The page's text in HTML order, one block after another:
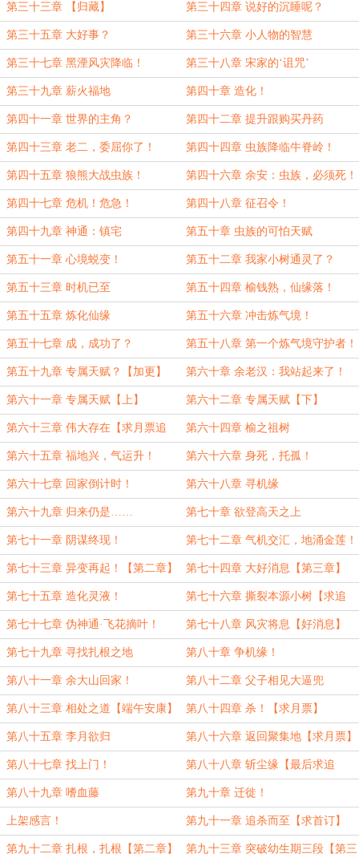
第三十三章 【归藏】 第三十四章 说好的沉睡呢？
第三十五章 大好事？ 第三十六章 小人物的智慧
第三十七章 黑湮风灾降临！ 第三十八章 宋家的‘诅咒’
第三十九章 薪火福地 第四十章 造化！
第四十一章 世界的主角？ 第四十二章 提升跟购买丹药
第四十三章 老二，委屈你了！ 第四十四章 虫族降临牛脊岭！
第四十五章 狼熊大战虫族！ 第四十六章 余安：虫族，必须死！
第四十七章 危机！危急！ 第四十八章 征召令！
第四十九章 神通：镇宅 第五十章 虫族的可怕天赋
第五十一章 心境蜕变！ 第五十二章 我家小树通灵了？
第五十三章 时机已至 第五十四章 榆钱熟，仙缘落！
第五十五章 炼化仙缘 第五十六章 冲击炼气境！
第五十七章 成，成功了？ 第五十八章 第一个炼气境守护者！
第五十九章 专属天赋？【加更】 第六十章 余老汉：我站起来了！
第六十一章 专属天赋【上】 第六十二章 专属天赋【下】
第六十三章 伟大存在【求月票追
读！】
第六十四章 榆之祖树
第六十五章 福地兴，气运升！ 第六十六章 身死，托孤！
第六十七章 回家倒计时！ 第六十八章 寻机缘
第六十九章 归来仍是…… 第七十章 欲登高天之上
第七十一章 阴谋终现！ 第七十二章 气机交汇，地涌金莲！
【第一章】
第七十三章 异变再起！【第二章】 第七十四章 大好消息【第三章】
第七十五章 造化灵液！ 第七十六章 撕裂本源小树【求追
读】
第七十七章 伪神通·飞花摘叶！ 第七十八章 风灾将息【好消息】
第七十九章 寻找扎根之地 第八十章 争机缘！
第八十一章 余大山回家！ 第八十二章 父子相见大逼兜
第八十三章 相处之道【端午安康】 第八十四章 杀！【求月票】
第八十五章 李月欲归 第八十六章 返回聚集地【求月票】
第八十七章 找上门！ 第八十八章 斩尘缘【最后求追
读！】
第八十九章 嗜血藤 第九十章 迁徙！
上架感言！ 第九十一章 追杀而至【求首订】
第九十二章 扎根，扎根【第二章】 第九十三章 突破幼生期三段【第三